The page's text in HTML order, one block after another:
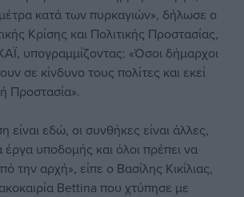
κατά των πυρκαγιών», δήλωσε ο
Κρίσης και Πολιτικής Προστασίας,
υπογραμμίζοντας: «Όσοι δήμαρχοι
σε κίνδυνο τους πολίτες και εκεί
Προστασία».
είναι εδώ, οι συνθήκες είναι άλλες,
έργα υποδομής και όλοι πρέπει να
την αρχή», είπε ο Βασίλης Κικίλιας,
Bettina που χτύπησε με